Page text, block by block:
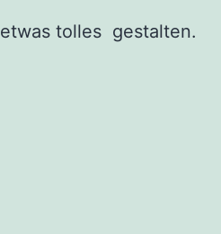
etwas tolles  gestalten.